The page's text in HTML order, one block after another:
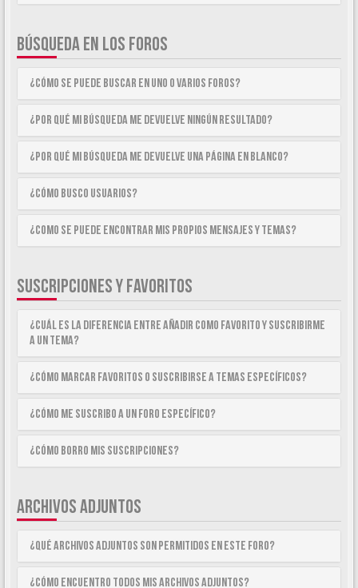
BÚSQUEDA EN LOS FOROS
¿Cómo se puede buscar en uno o varios foros?
¿Por qué mi búsqueda me devuelve ningún resultado?
¿Por qué mi búsqueda me devuelve una página en blanco?
¿Cómo busco usuarios?
¿Como se puede encontrar mis propios mensajes y temas?
SUSCRIPCIONES Y FAVORITOS
¿Cuál es la diferencia entre añadir como Favorito y suscribirme
a un tema?
¿Cómo marcar Favoritos o suscribirse a temas específicos?
¿Cómo me suscribo a un foro específico?
¿Cómo borro mis suscripciones?
ARCHIVOS ADJUNTOS
¿Qué archivos adjuntos son permitidos en este foro?
¿Cómo encuentro todos mis archivos adjuntos?